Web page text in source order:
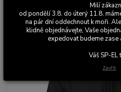
Milí
od pondělí 3.8. do úterý 11.8.
na pár dní oddechnout k moři.
klidně objednávejte, Vaše
expedovat budeme zase
Váš SP-EL
Zavřít